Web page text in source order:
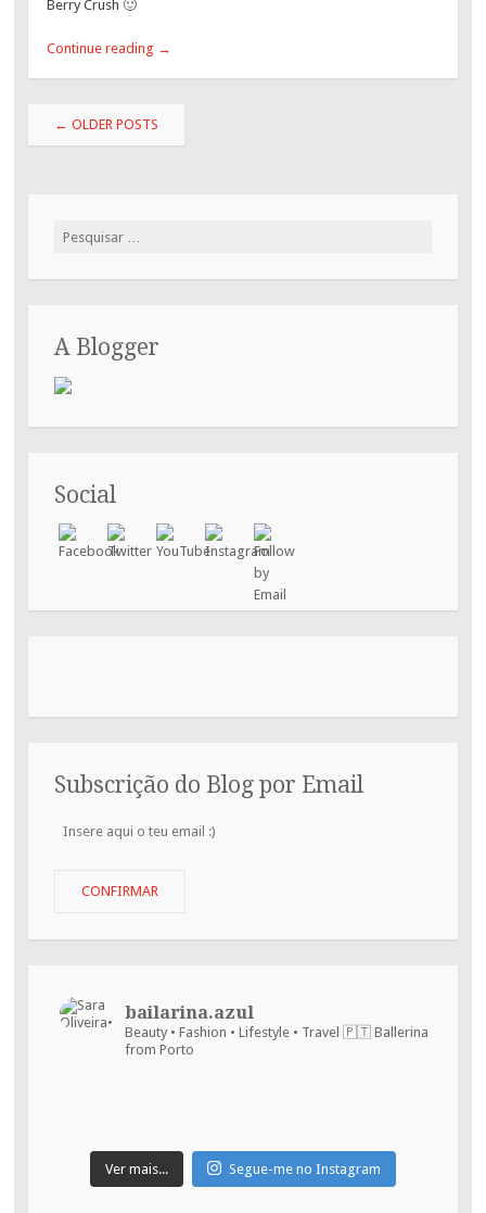
Berry Crush 🙂
Continue reading →
Post
navigation
← OLDER POSTS
Pesquisar
A Blogger
Social
Subscrição do Blog por Email
Insere
CONFIRMAR
bailarina.azul
Beauty • Fashion • Lifestyle • Travel 🇵🇹 Ballerina
from Porto
Ver mais... Segue-me no Instagram